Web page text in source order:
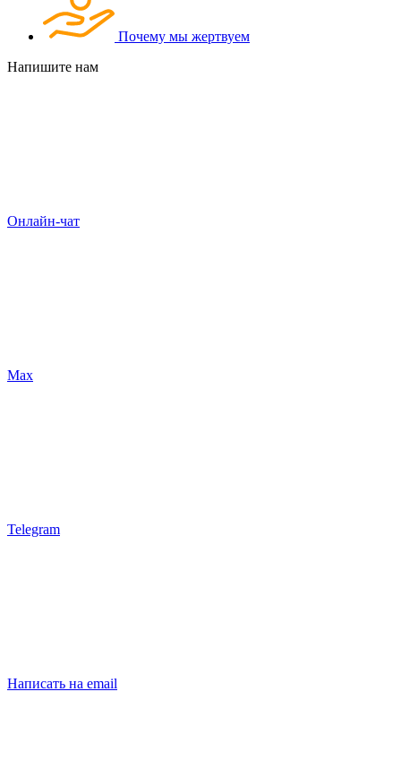
Почему мы жертвуем
Напишите нам
Онлайн-чат
Max
Telegram
Написать на email